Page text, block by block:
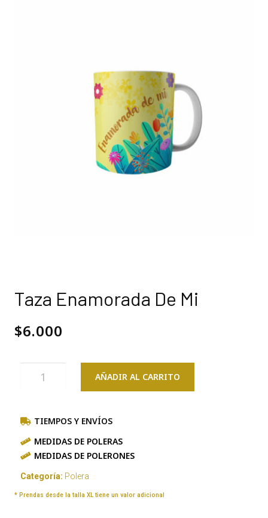
Taza Enamorada De Mi
$6.000
AÑADIR AL CARRITO
TIEMPOS Y ENVÍOS
MEDIDAS DE POLERAS
MEDIDAS DE POLERONES
Categoría: Polera
* Prendas desde la talla XL tiene un valor adicional